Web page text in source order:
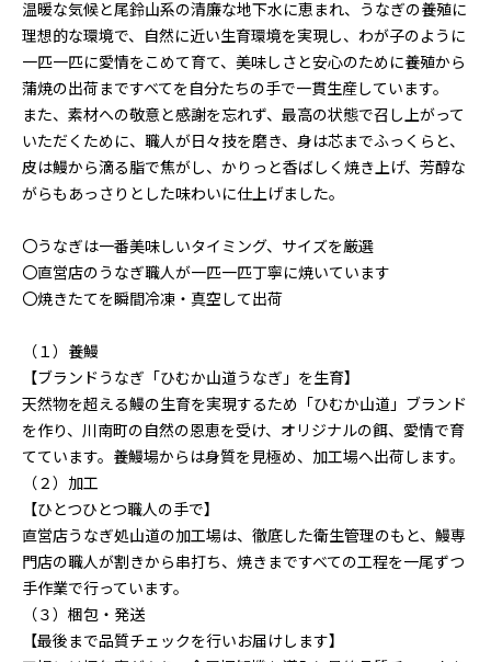
温暖な気候と尾鈴山系の清廉な地下水に恵まれ、うなぎの養殖に
理想的な環境で、自然に近い生育環境を実現し、わが子のように
一匹一匹に愛情をこめて育て、美味しさと安心のために養殖から
蒲焼の出荷まですべてを自分たちの手で一貫生産しています。
また、素材への敬意と感謝を忘れず、最高の状態で召し上がって
いただくために、職人が日々技を磨き、身は芯までふっくらと、
皮は鰻から滴る脂で焦がし、かりっと香ばしく焼き上げ、芳醇な
がらもあっさりとした味わいに仕上げました。
〇うなぎは一番美味しいタイミング、サイズを厳選
〇直営店のうなぎ職人が一匹一匹丁寧に焼いています
〇焼きたてを瞬間冷凍・真空して出荷
（１）養鰻
【ブランドうなぎ「ひむか山道うなぎ」を生育】
天然物を超える鰻の生育を実現するため「ひむか山道」ブランド
を作り、川南町の自然の恩恵を受け、オリジナルの餌、愛情で育
てています。養鰻場からは身質を見極め、加工場へ出荷します。
（２）加工
【ひとつひとつ職人の手で】
直営店うなぎ処山道の加工場は、徹底した衛生管理のもと、鰻専
門店の職人が割きから串打ち、焼きまですべての工程を一尾ずつ
手作業で行っています。
（３）梱包・発送
【最後まで品質チェックを行いお届けします】